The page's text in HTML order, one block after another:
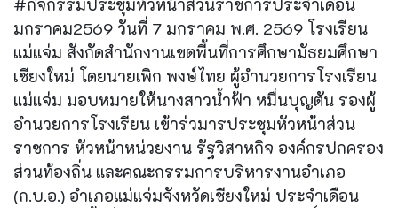
#กิจกรรมประชุมหัวหน้าส่วนราชการประจำเดือน
มกราคม2569 วันที่ 7 มกราคม พ.ศ. 2569 โรงเรียน
แม่แจ่ม สังกัดสำนักงานเขตพื้นที่การศึกษามัธยมศึกษา
เชียงใหม่ โดยนายเพิก พงษ์ไทย ผู้อำนวยการโรงเรียน
แม่แจ่ม มอบหมายให้นางสาวน้ำฟ้า หมื่นบุญตัน รองผู้
อำนวยการโรงเรียน เข้าร่วมารประชุมหัวหน้าส่วน
ราชการ หัวหน้าหน่วยงาน รัฐวิสาหกิจ องค์กรปกครอง
ส่วนท้องถิ่น และคณะกรรมการบริหารงานอำเภอ
(ก.บ.อ.) อำเภอแม่แจ่มจังหวัดเชียงใหม่ ประจำเดือน